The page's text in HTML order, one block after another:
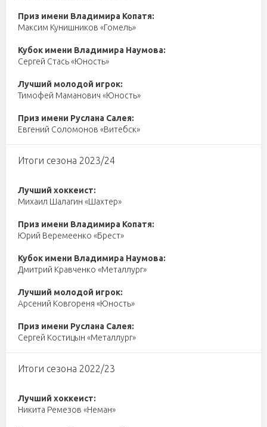
Приз имени Владимира Копатя:
Максим Кунишников «Гомель»
Кубок имени Владимира Наумова:
Сергей Стась «Юность»
Лучший молодой игрок:
Тимофей Маманович «Юность»
Приз имени Руслана Салея:
Евгений Соломонов «Витебск»
Итоги сезона 2023/24
Лучший хоккеист:
Михаил Шалагин «Шахтер»
Приз имени Владимира Копатя:
Юрий Веремеенко «Брест»
Кубок имени Владимира Наумова:
Дмитрий Кравченко «Металлург»
Лучший молодой игрок:
Арсений Ковгореня «Юность»
Приз имени Руслана Салея:
Сергей Костицын «Металлург»
Итоги сезона 2022/23
Лучший хоккеист:
Никита Ремезов «Неман»